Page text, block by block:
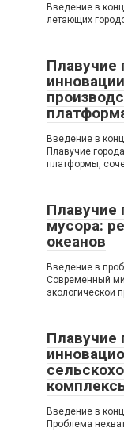
Введение в
летающих
Плавучие
Введение в
Плавучие
платформы,
Плавучие
мусора:
океанов
Введение в
Современный
экологической
Плавучие
Введение в
Проблема